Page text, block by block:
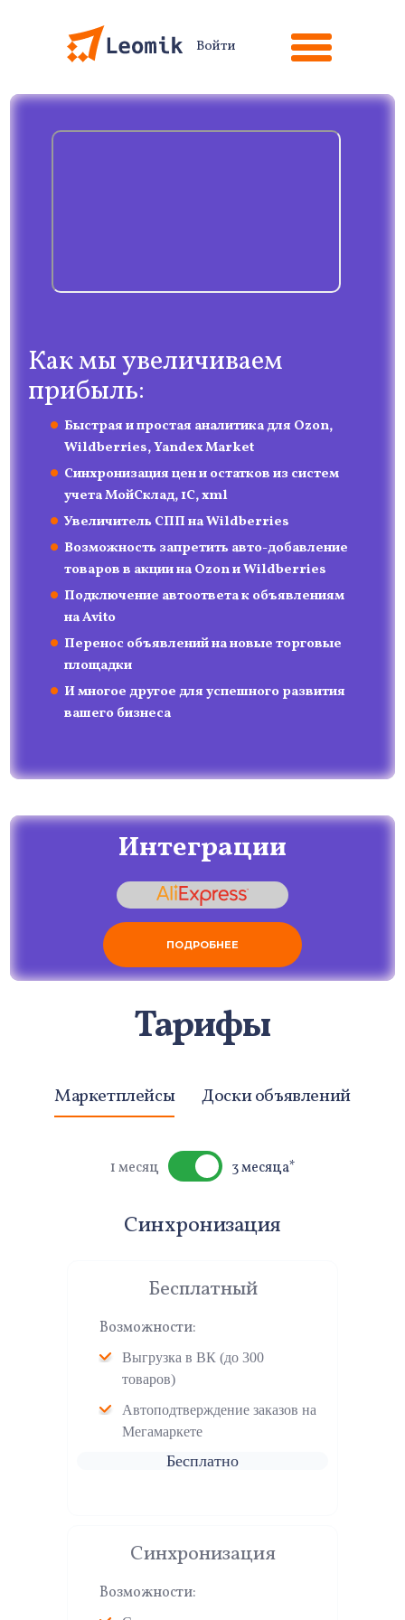
Войти
Интеграции
Контакты
О нас
Инструкции
Блог
Как мы увеличиваем
прибыль:
Быстрая и простая аналитика для Ozon,
Wildberries, Yandex Market
Синхронизация цен и остатков из систем
учета МойСклад, 1С, xml
Увеличитель СПП на Wildberries
Возможность запретить авто-добавление
товаров в акции на Ozon и Wildberries
Подключение автоответа к объявлениям
на Avito
Перенос объявлений на новые торговые
площадки
И многое другое для успешного развития
вашего бизнеса
Интеграции
ПОДРОБНЕЕ
Тарифы
Маркетплейсы Доски объявлений
1 месяц 3 месяца*
Синхронизация
Бесплатный
Возможности:
Выгрузка в ВК (до 300
товаров)
Автоподтверждение заказов на
Мегамаркете
Бесплатно
Синхронизация
Возможности: